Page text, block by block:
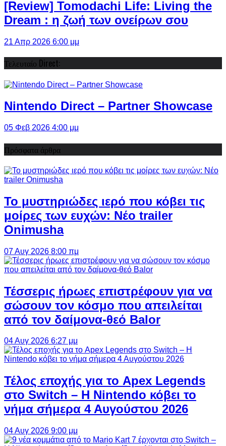
[Review] Tomodachi Life: Living the
Dream : η ζωή των ονείρων σου
21 Απρ 2026 6:00 μμ
Τελευταίο Direct:
Nintendo Direct – Partner Showcase
05 Φεβ 2026 4:00 μμ
Πρόσφατα άρθρα
Το μυστηριώδες ιερό που κόβει τις
μοίρες των ευχών: Νέο trailer
Onimusha
07 Αυγ 2026 8:00 πμ
Τέσσερις ήρωες επιστρέφουν για να
σώσουν τον κόσμο που απειλείται
από τον δαίμονα-θεό Balor
04 Αυγ 2026 6:27 μμ
Τέλος εποχής για το Apex Legends
στο Switch – Η Nintendo κόβει το
νήμα σήμερα 4 Αυγούστου 2026
04 Αυγ 2026 9:00 μμ